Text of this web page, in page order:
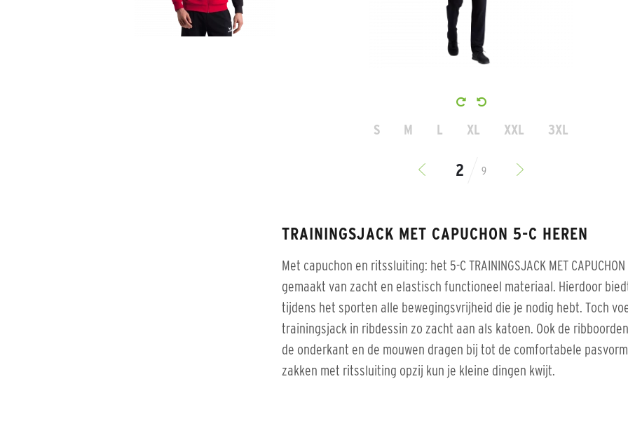
S M L XL XXL 3XL
9
TRAININGSJACK MET CAPUCHON 5-C HEREN
Met capuchon en ritssluiting: het 5-C TRAININGSJACK MET
gemaakt van zacht en elastisch functioneel materiaal. Hierdoor
tijdens het sporten alle bewegingsvrijheid die je nodig hebt. Toch
trainingsjack in ribdessin zo zacht aan als katoen. Ook de
de onderkant en de mouwen dragen bij tot de comfortabele
zakken met ritssluiting opzij kun je kleine dingen kwijt.